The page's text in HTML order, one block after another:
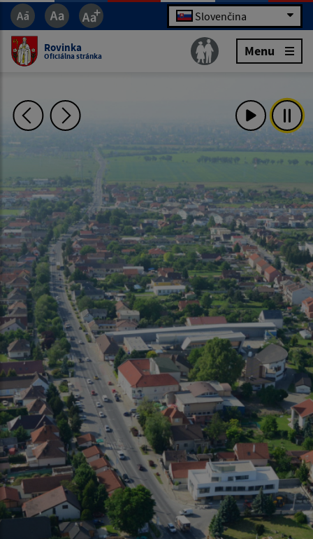
Slovenčina
Rovinka
Oficiálna stránka Menu